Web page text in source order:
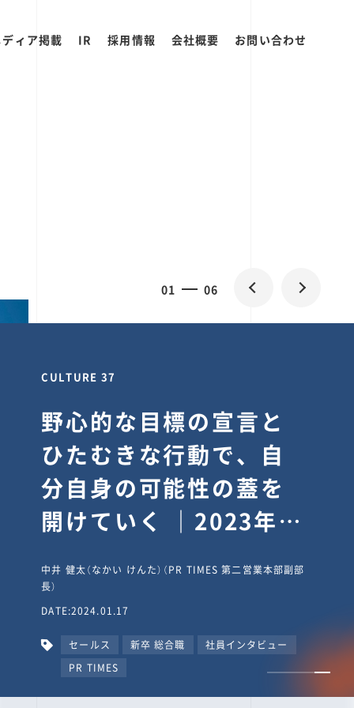
ィア掲載 IR 採用情報 会社概要 お問い合わせ
02 06
CULTURE 30
逆境では自分のスタン
スを変え“予想を裏切
り、期待を超える”【真
輔塾・前編】
山田真輔（やまだ しんすけ）（執行役員 兼 Jooto事業部
長）
DATE:2023.09.08
カルチャー CxO キャリア入社 Jooto